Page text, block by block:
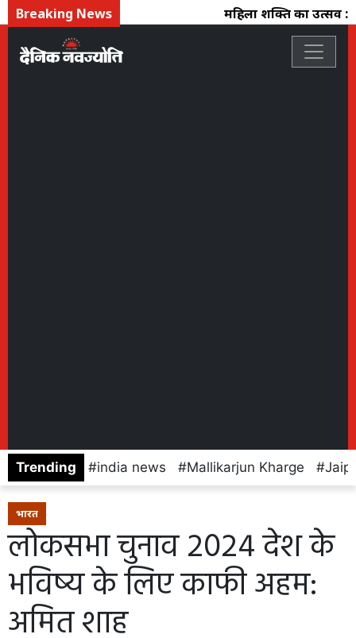
Breaking News महिला शक्ति का उत्सव :
Trending india news Mallikarjun Kharge
भारत
लोकसभा चुनाव 2024 देश के
भविष्य के लिए काफी अहम:
अमित शाह